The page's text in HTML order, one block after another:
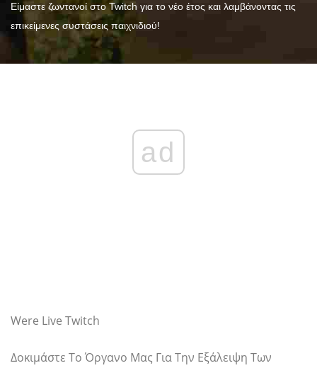
Είμαστε ζωντανοί στο Twitch για το νέο έτος και λαμβάνοντας τις
επικείμενες συστάσεις παιχνιδιού!
ad
Were Live Twitch
Δοκιμάστε Το Όργανο Μας Για Την Εξάλειψη Των